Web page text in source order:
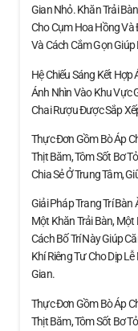
Gian Nhỏ. Khăn Trải
Cho Cụm Hoa Hồng Và
Và Cách Cắm Gọn
Hệ Chiếu Sáng Kết Hợp
Ánh Nhìn Vào Khu Vực
Chai Rượu Được Sắp
Thực Đơn Gồm Bò Áp
Thịt Băm, Tôm Sốt Bơ
Chia Sẻ Ở Trung Tâm,
Giải Pháp Trang Trí Bàn
Một Khăn Trải Bàn, Một
Cách Bố Trí Này Giúp
Khí Riêng Tư Cho Dịp
Gian.
Thực Đơn Gồm Bò Áp
Thịt Băm, Tôm Sốt Bơ